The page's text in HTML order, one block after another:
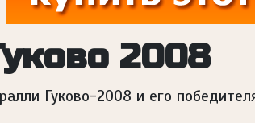
2008
Гуково-2008 и его